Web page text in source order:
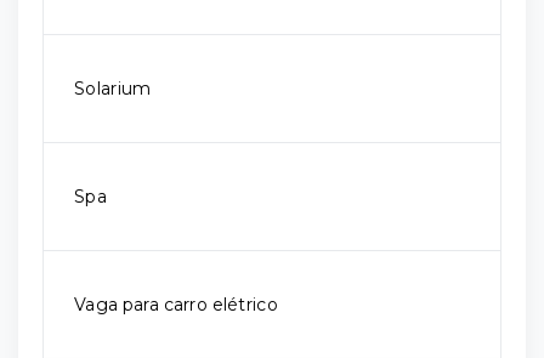
Solarium
Spa
Vaga para carro elétrico